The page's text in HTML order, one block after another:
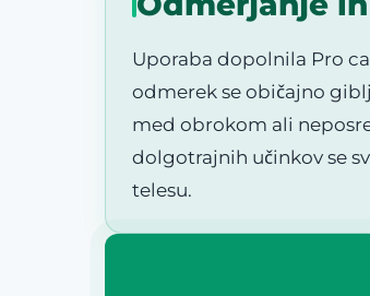
Uporaba dopolnila Pro
odmerek se običajno
med obrokom ali
dolgotrajnih učinkov se
telesu.